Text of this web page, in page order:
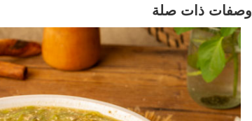
وصفات ذات صلة